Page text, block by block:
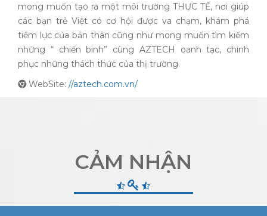
mong muốn tạo ra một môi trường THỰC TẾ, nơi giúp
các bạn trẻ Việt có cơ hội được va chạm, khám phá
tiềm lực của bản thân cũng như mong muốn tìm kiếm
những “ chiến binh” cùng AZTECH oanh tạc, chinh
phục những thách thức của thị trường.
WebSite: //aztech.com.vn/
CẢM NHẬN